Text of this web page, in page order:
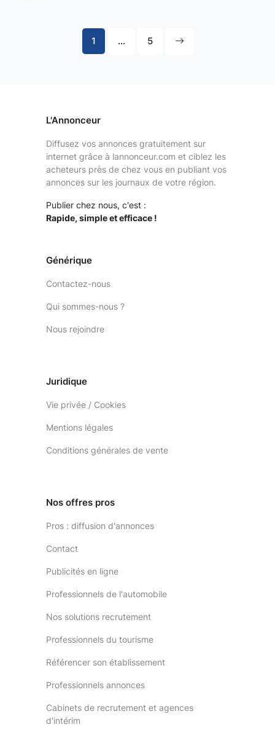
1 ... 5
L'Annonceur
Diffusez vos annonces gratuitement sur
internet grâce à lannonceur.com et ciblez les
acheteurs près de chez vous en publiant vos
annonces sur les journaux de votre région.
Publier chez nous, c'est :
Rapide, simple et efficace !
Générique
Contactez-nous
Qui sommes-nous ?
Nous rejoindre
Juridique
Vie privée / Cookies
Mentions légales
Conditions générales de vente
Nos offres pros
Pros : diffusion d'annonces
Contact
Publicités en ligne
Professionnels de l'automobile
Nos solutions recrutement
Professionnels du tourisme
Référencer son établissement
Professionnels annonces
Cabinets de recrutement et agences
d'intérim